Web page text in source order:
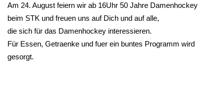
Am 24. August feiern wir ab 16Uhr 50 Jahre Damenhockey
beim STK und freuen uns auf Dich und auf alle,
die sich für das Damenhockey interessieren.
Für Essen, Getraenke und fuer ein buntes Programm wird
gesorgt.